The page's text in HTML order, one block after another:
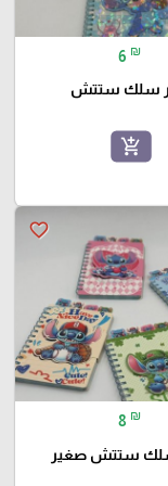
6 ₪
سلك ستتش
add_shopping_cart
favorite_border
8 ₪
ستتش صغير